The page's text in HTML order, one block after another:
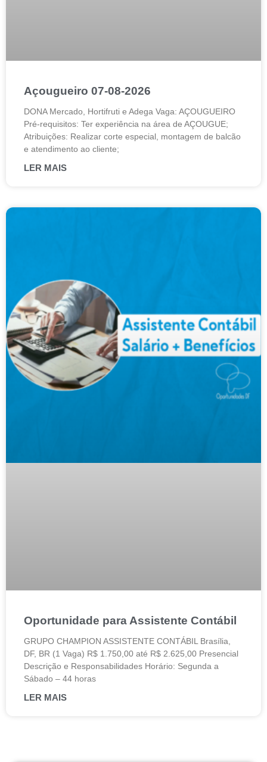
Açougueiro 07-08-2026
DONA Mercado, Hortifruti e Adega Vaga: AÇOUGUEIRO
Pré-requisitos: Ter experiência na área de AÇOUGUE;
Atribuições: Realizar corte especial, montagem de balcão
e atendimento ao cliente;
LER MAIS
Oportunidade para Assistente Contábil
GRUPO CHAMPION ASSISTENTE CONTÁBIL Brasília,
DF, BR (1 Vaga) R$ 1.750,00 até R$ 2.625,00 Presencial
Descrição e Responsabilidades Horário: Segunda a
Sábado – 44 horas
LER MAIS